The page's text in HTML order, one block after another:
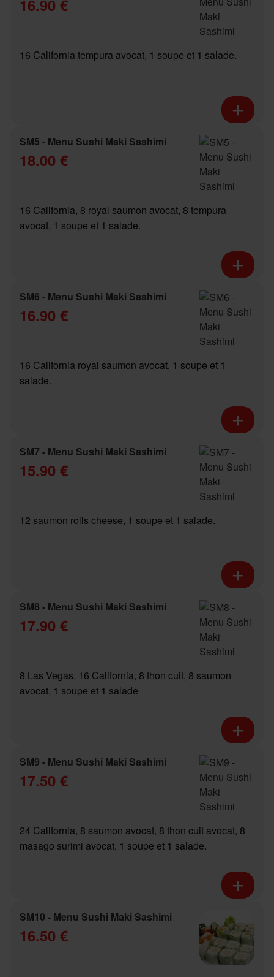
16.90 €
16 California tempura avocat, 1 soupe et 1 salade.
SM5 - Menu Sushi Maki Sashimi
18.00 €
16 California, 8 royal saumon avocat, 8 tempura
avocat, 1 soupe et 1 salade.
SM6 - Menu Sushi Maki Sashimi
16.90 €
16 California royal saumon avocat, 1 soupe et 1
salade.
SM7 - Menu Sushi Maki Sashimi
15.90 €
12 saumon rolls cheese, 1 soupe et 1 salade.
SM8 - Menu Sushi Maki Sashimi
17.90 €
8 Las Vegas, 16 California, 8 thon cuit, 8 saumon
avocat, 1 soupe et 1 salade
SM9 - Menu Sushi Maki Sashimi
17.50 €
24 California, 8 saumon avocat, 8 thon cuit avocat, 8
masago surimi avocat, 1 soupe et 1 salade.
SM10 - Menu Sushi Maki Sashimi
16.50 €